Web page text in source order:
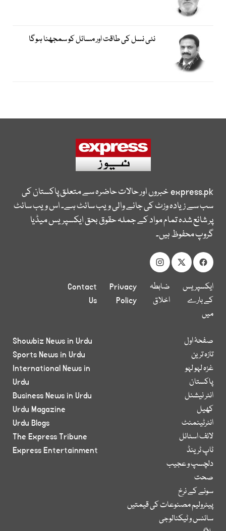
نئی نسل کی طاقت اور مسائل کو سمجھنا ہوگا
express.pkخبروں اور حالات حاضرہ سے متعلق پاکستان کی
سب سے زیادہ وزٹ کی جانے والی ویب سائٹ ہے۔ اس ویب سائٹ
پر شائع شدہ تمام مواد کے جملہ حقوق بحق ایکسپریس میڈیا
گروپ محفوظ ہیں۔
ایکسپریس
کے بارے
میں
ضابطہ
اخلاق
Privacy
Policy
Contact
Us
صفحۂ اول
تازہ ترین
غزہ لہو لہو
پاکستان
انٹر نیشنل
کھیل
انٹرٹینمنٹ
لائف اسٹائل
ٹاپ ٹرینڈ
دلچسپ و عجیب
صحت
سونے کے نرخ
پیٹرولیم مصنوعات کی قیمتیں
سائنس و ٹیکنالوجی
Showbiz News in Urdu
Sports News in Urdu
International News in
Urdu
Business News in Urdu
Urdu Magazine
Urdu Blogs
The Express Tribune
Express Entertainment